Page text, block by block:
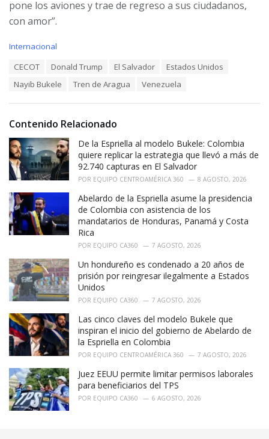
pone los aviones y trae de regreso a sus ciudadanos,
con amor”.
C
i
s
:
Internacional
CECOT Donald Trump El Salvador
Estados Unidos
Nayib Bukele
Tren de Aragua Venezuela
Contenido Relacionado
De la Espriella al modelo Bukele: Colombia
quiere replicar la estrategia que llevó a más de
92.740 capturas en El Salvador
POR EQUIPO CENTROAMÉRICA 360 8 AGOSTO, 2026
Abelardo de la Espriella asume la presidencia
de Colombia con asistencia de los
mandatarios de Honduras, Panamá y Costa
Rica
POR EQUIPO CA360 7 AGOSTO, 2026
Un hondureño es condenado a 20 años de
prisión por reingresar ilegalmente a Estados
Unidos
POR EQUIPO CA360 7 AGOSTO, 2026
Las cinco claves del modelo Bukele que
inspiran el inicio del gobierno de Abelardo de
la Espriella en Colombia
POR EQUIPO CENTROAMÉRICA 360 7 AGOSTO, 2026
Juez EEUU permite limitar permisos laborales
para beneficiarios del TPS
POR EQUIPO CA360 6 AGOSTO, 2026